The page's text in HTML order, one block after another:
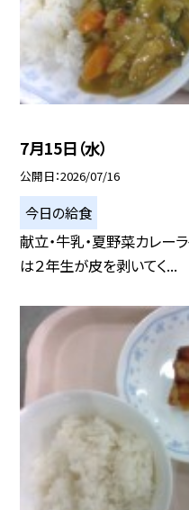
7月15日（水）
公開日 2026/07/16
今日の給食
献立・牛乳・夏野菜カレー
は２年生が皮を剥いてく...